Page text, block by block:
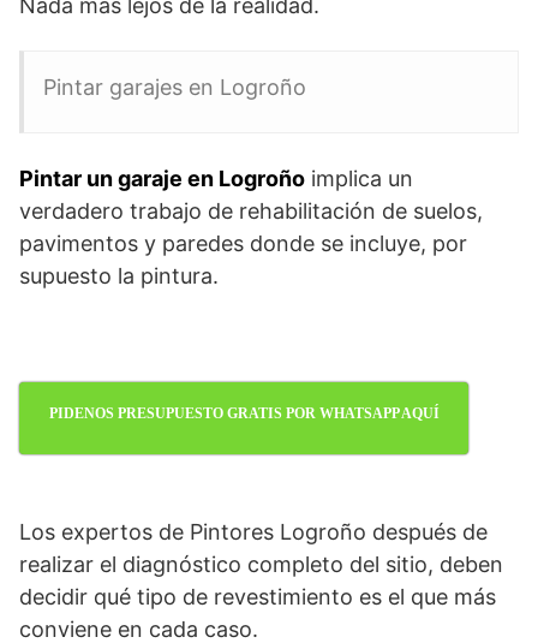
Nada más lejos de la realidad.
Pintar garajes en Logroño
Pintar un garaje en Logroño implica un
verdadero trabajo de rehabilitación de suelos,
pavimentos y paredes donde se incluye, por
supuesto la pintura.
PIDENOS PRESUPUESTO GRATIS POR WHATSAPP AQUÍ
Los expertos de Pintores Logroño después de
realizar el diagnóstico completo del sitio, deben
decidir qué tipo de revestimiento es el que más
conviene en cada caso.